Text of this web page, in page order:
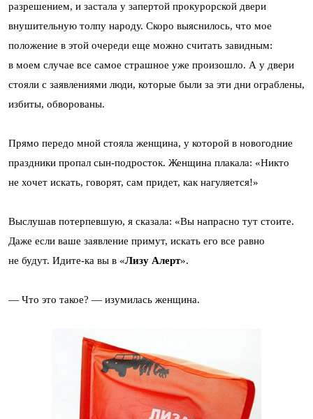
разрешением, и застала у запертой прокурорской двери
внушительную толпу народу. Скоро выяснилось, что мое
положение в этой очереди еще можно считать завидным:
в моем случае все самое страшное уже произошло. А у двери
стояли с заявлениями люди, которые были за эти дни ограблены,
избиты, обворованы.
Прямо передо мной стояла женщина, у которой в новогодние
праздники пропал сын-подросток. Женщина плакала: «Никто
не хочет искать, говорят, сам придет, как нагуляется!»
Выслушав потерпевшую, я сказала: «Вы напрасно тут стоите.
Даже если ваше заявление примут, искать его все равно
не будут. Идите-ка вы в «Лизу Алерт».
— Что это такое? — изумилась женщина.